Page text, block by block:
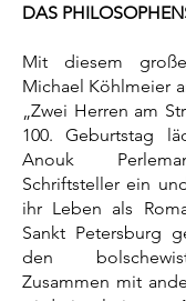
DAS
Mit diesem
Michael Köhlmeier
„Zwei Herren am
100. Geburtstag
Anouk
Schriftsteller ein
ihr Leben als
Sankt Petersburg
den
Zusammen mit